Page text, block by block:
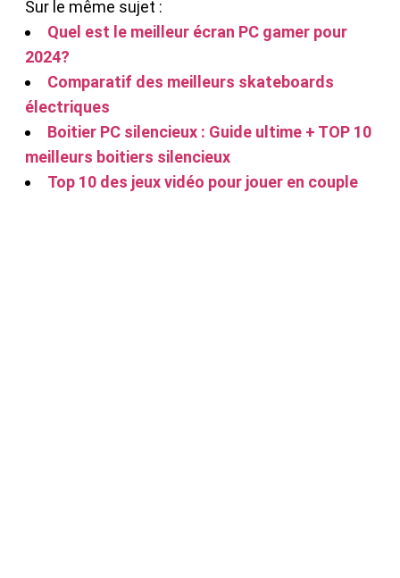
Sur le même sujet :
Quel est le meilleur écran PC gamer pour
2024?
Comparatif des meilleurs skateboards
électriques
Boitier PC silencieux : Guide ultime + TOP 10
meilleurs boitiers silencieux
Top 10 des jeux vidéo pour jouer en couple